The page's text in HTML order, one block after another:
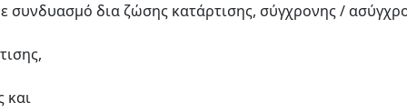
συνδυασμό δια ζώσης κατάρτισης, σύγχρονης /
και